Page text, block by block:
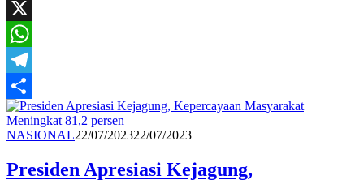
Mail
Facebook
X
WhatsApp
Telegram
Share
NASIONALRedaksi
22/07/202322/07/2023
Presiden Apresiasi Kejagung,